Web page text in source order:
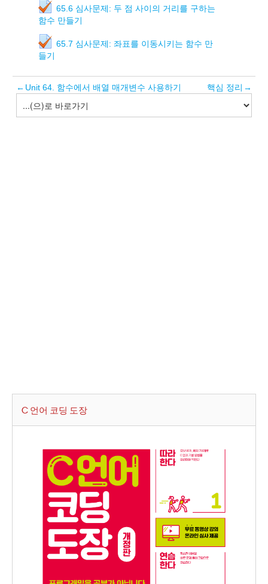
65.6 심사문제: 두 점 사이의 거리를 구하는
함수 만들기
65.7 심사문제: 좌표를 이동시키는 함수 만
들기
← Unit 64. 함수에서 배열 매개변수 사용하기 핵심 정리 →
C 언어 코딩 도장